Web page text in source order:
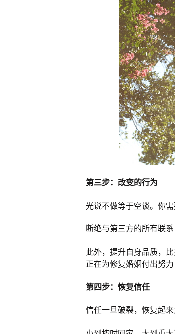
第三步：改变的行为
光说不做等于空谈。你需
断绝与第三方的所有联
此外，提升自身品质，
正在为修复婚姻付出努
第四步：恢复信任
信任一旦破裂，恢复起